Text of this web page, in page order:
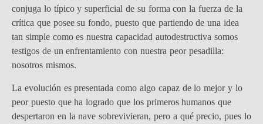
conjuga lo típico y superficial de su forma con la fuerza de la
crítica que posee su fondo, puesto que partiendo de una idea
tan simple como es nuestra capacidad autodestructiva somos
testigos de un enfrentamiento con nuestra peor pesadilla:
nosotros mismos.
La evolución es presentada como algo capaz de lo mejor y lo
peor puesto que ha logrado que los primeros humanos que
despertaron en la nave sobrevivieran, pero a qué precio, pues lo